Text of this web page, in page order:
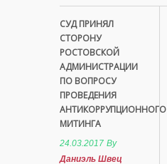
СУД ПРИНЯЛ
СТОРОНУ
РОСТОВСКОЙ
АДМИНИСТРАЦИИ
ПО ВОПРОСУ
ПРОВЕДЕНИЯ
АНТИКОРРУПЦИОННОГО
МИТИНГА
24.03.2017 By
Даниэль Швец